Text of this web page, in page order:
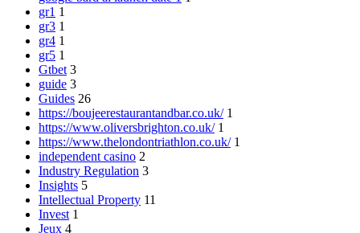
gr1 1
gr3 1
gr4 1
gr5 1
Gtbet 3
guide 3
Guides 26
https://boujeerestaurantandbar.co.uk/ 1
https://www.oliversbrighton.co.uk/ 1
https://www.thelondontriathlon.co.uk/ 1
independent casino 2
Industry Regulation 3
Insights 5
Intellectual Property 11
Invest 1
Jeux 4